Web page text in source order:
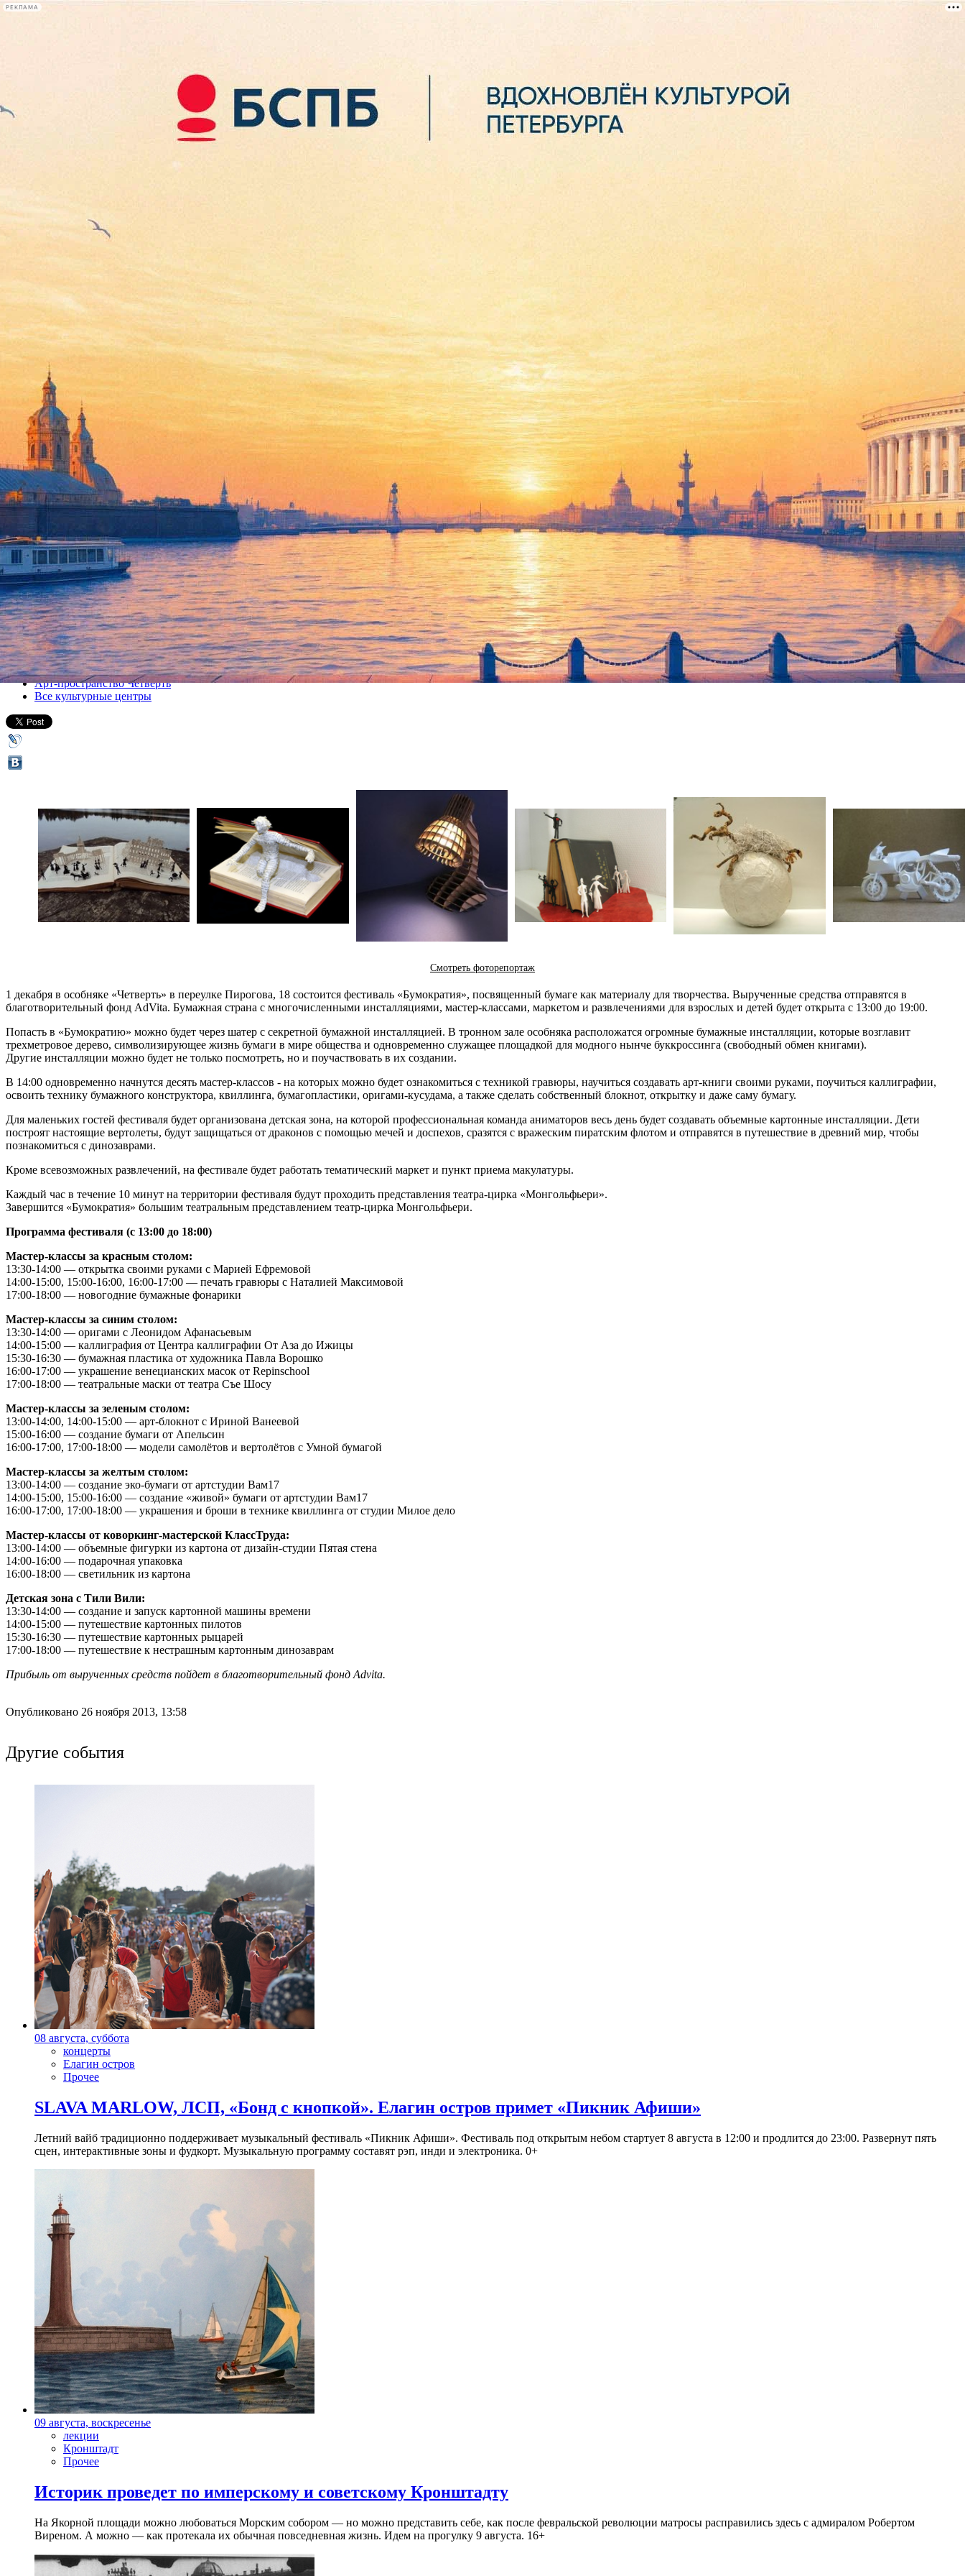
РЕКЛАМА
лекции
книги
Фестиваль бумажного творчества "Бумократия" пройдет в особняке "Четверть"
01 декабря 2013, воскресенье,13.00-19.00
Версия для печати
Все афиша плюс
Арт-пространство Четверть
Все культурные центры
Смотреть фоторепортаж
1 декабря в особняке «Четверть» в переулке Пирогова, 18 состоится фестиваль «Бумократия», посвященный бумаге как материалу для творчества. Вырученные средства отправятся в
благотворительный фонд AdVita. Бумажная страна с многочисленными инсталляциями, мастер-классами, маркетом и развлечениями для взрослых и детей будет открыта с 13:00 до 19:00.
Попасть в «Бумократию» можно будет через шатер с секретной бумажной инсталляцией. В тронном зале особняка расположатся огромные бумажные инсталляции, которые возглавит
трехметровое дерево, символизирующее жизнь бумаги в мире общества и одновременно служащее площадкой для модного нынче буккроссинга (свободный обмен книгами).
Другие инсталляции можно будет не только посмотреть, но и поучаствовать в их создании.
В 14:00 одновременно начнутся десять мастер-классов - на которых можно будет ознакомиться с техникой гравюры, научиться создавать арт-книги своими руками, поучиться каллиграфии,
освоить технику бумажного конструктора, квиллинга, бумагопластики, оригами-кусудама, а также сделать собственный блокнот, открытку и даже саму бумагу.
Для маленьких гостей фестиваля будет организована детская зона, на которой профессиональная команда аниматоров весь день будет создавать объемные картонные инсталляции. Дети
построят настоящие вертолеты, будут защищаться от драконов с помощью мечей и доспехов, сразятся с вражеским пиратским флотом и отправятся в путешествие в древний мир, чтобы
познакомиться с динозаврами.
Кроме всевозможных развлечений, на фестивале будет работать тематический маркет и пункт приема макулатуры.
Каждый час в течение 10 минут на территории фестиваля будут проходить представления театра-цирка «Монгольфьери».
Завершится «Бумократия» большим театральным представлением театр-цирка Монгольфьери.
Программа фестиваля (с 13:00 до 18:00)
Мастер-классы за красным столом:
13:30-14:00 — открытка своими руками с Марией Ефремовой
14:00-15:00, 15:00-16:00, 16:00-17:00 — печать гравюры с Наталией Максимовой
17:00-18:00 — новогодние бумажные фонарики
Мастер-классы за синим столом:
13:30-14:00 — оригами с Леонидом Афанасьевым
14:00-15:00 — каллиграфия от Центра каллиграфии От Аза до Ижицы
15:30-16:30 — бумажная пластика от художника Павла Ворошко
16:00-17:00 — украшение венецианских масок от Repinschool
17:00-18:00 — театральные маски от театра Съе Шосу
Мастер-классы за зеленым столом:
13:00-14:00, 14:00-15:00 — арт-блокнот с Ириной Ванеевой
15:00-16:00 — создание бумаги от Апельсин
16:00-17:00, 17:00-18:00 — модели самолётов и вертолётов с Умной бумагой
Мастер-классы за желтым столом:
13:00-14:00 — создание эко-бумаги от артстудии Вам17
14:00-15:00, 15:00-16:00 — создание «живой» бумаги от артстудии Вам17
16:00-17:00, 17:00-18:00 — украшения и броши в технике квиллинга от студии Милое дело
Мастер-классы от коворкинг-мастерской КлассТруда:
13:00-14:00 — объемные фигурки из картона от дизайн-студии Пятая стена
14:00-16:00 — подарочная упаковка
16:00-18:00 — светильник из картона
Детская зона с Тили Вили:
13:30-14:00 — создание и запуск картонной машины времени
14:00-15:00 — путешествие картонных пилотов
15:30-16:30 — путешествие картонных рыцарей
17:00-18:00 — путешествие к нестрашным картонным динозаврам
Прибыль от вырученных средств пойдет в благотворительный фонд Advita.
Опубликовано 26 ноября 2013, 13:58
Другие события
08 августа, суббота
концерты
Елагин остров
Прочее
SLAVA MARLOW, ЛСП, «Бонд с кнопкой». Елагин остров примет «Пикник Афиши»
Летний вайб традиционно поддерживает музыкальный фестиваль «Пикник Афиши». Фестиваль под открытым небом стартует 8 августа в 12:00 и продлится до 23:00. Развернут пять
сцен, интерактивные зоны и фудкорт. Музыкальную программу составят рэп, инди и электроника. 0+
09 августа, воскресенье
лекции
Кронштадт
Прочее
Историк проведет по имперскому и советскому Кронштадту
На Якорной площади можно любоваться Морским собором — но можно представить себе, как после февральской революции матросы расправились здесь с адмиралом Робертом
Виреном. А можно — как протекала их обычная повседневная жизнь. Идем на прогулку 9 августа. 16+